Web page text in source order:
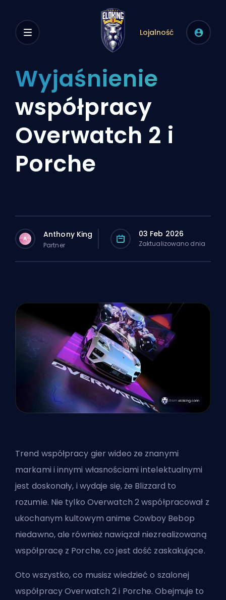
Lojalność
Wyjaśnienie
współpracy
Overwatch 2 i
Porche
A Anthony King
Partner
03 Feb 2026
Zaktualizowano dnia
Trend współpracy gier wideo ze znanymi
markami i innymi własnościami intelektualnymi
jest doskonały, i wydaje się, że Blizzard to
rozumie. Nie tylko Overwatch 2 współpracował z
ukochanym kultowym anime Cowboy Bebop
niedawno, ale również nawiązał niezrealizowaną
współpracę z Porche, co jest dość zaskakujące.
Oto wszystko, co musisz wiedzieć o szalonej
współpracy Overwatch 2 i Porche. Obejmuje to